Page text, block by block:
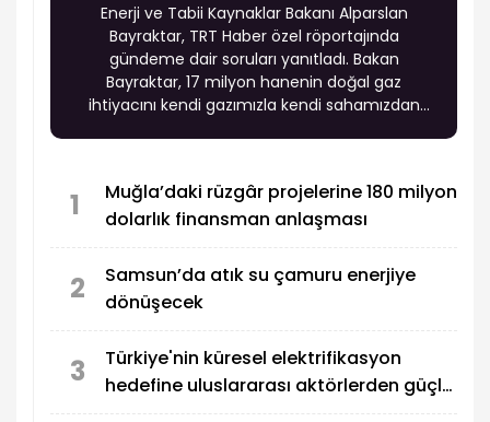
Enerji ve Tabii Kaynaklar Bakanı Alparslan
Bayraktar, TRT Haber özel röportajında
gündeme dair soruları yanıtladı. Bakan
Bayraktar, 17 milyon hanenin doğal gaz
ihtiyacını kendi gazımızla kendi sahamızdan
1
Muğla’daki rüzgâr projelerine 180 milyon
dolarlık finansman anlaşması
2
Samsun’da atık su çamuru enerjiye
dönüşecek
3
Türkiye'nin küresel elektrifikasyon
hedefine uluslararası aktörlerden güçlü